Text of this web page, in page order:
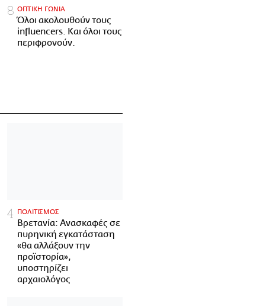
ΟΠΤΙΚΗ ΓΩΝΙΑ
Όλοι ακολουθούν τους
influencers. Και όλοι τους
περιφρονούν.
ΠΟΛΙΤΙΣΜΟΣ
Βρετανία: Ανασκαφές σε
πυρηνική εγκατάσταση
«θα αλλάξουν την
προϊστορία»,
υποστηρίζει
αρχαιολόγος